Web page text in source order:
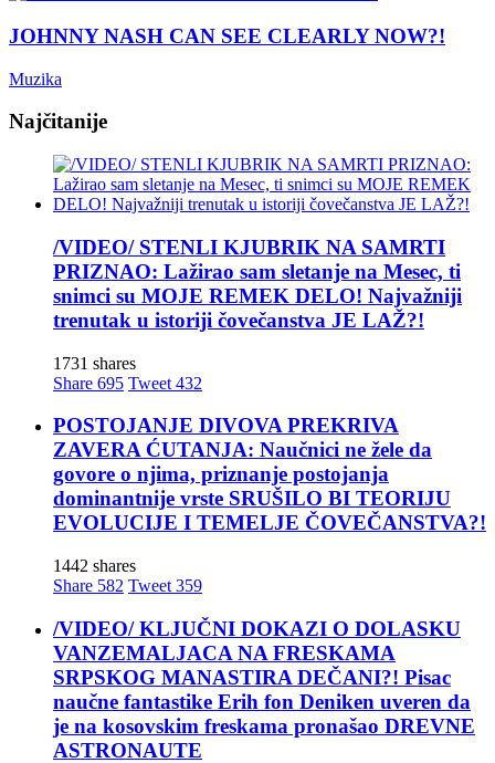
JOHNNY NASH CAN SEE CLEARLY NOW?!
Muzika
Najčitanije
/VIDEO/ STENLI KJUBRIK NA SAMRTI
PRIZNAO: Lažirao sam sletanje na Mesec, ti
snimci su MOJE REMEK DELO! Najvažniji
trenutak u istoriji čovečanstva JE LAŽ?!
1731 shares
Share 695 Tweet 432
POSTOJANJE DIVOVA PREKRIVA
ZAVERA ĆUTANJA: Naučnici ne žele da
govore o njima, priznanje postojanja
dominantnije vrste SRUŠILO BI TEORIJU
EVOLUCIJE I TEMELJE ČOVEČANSTVA?!
1442 shares
Share 582 Tweet 359
/VIDEO/ KLJUČNI DOKAZI O DOLASKU
VANZEMALJACA NA FRESKAMA
SRPSKOG MANASTIRA DEČANI?! Pisac
naučne fantastike Erih fon Deniken uveren da
je na kosovskim freskama pronašao DREVNE
ASTRONAUTE